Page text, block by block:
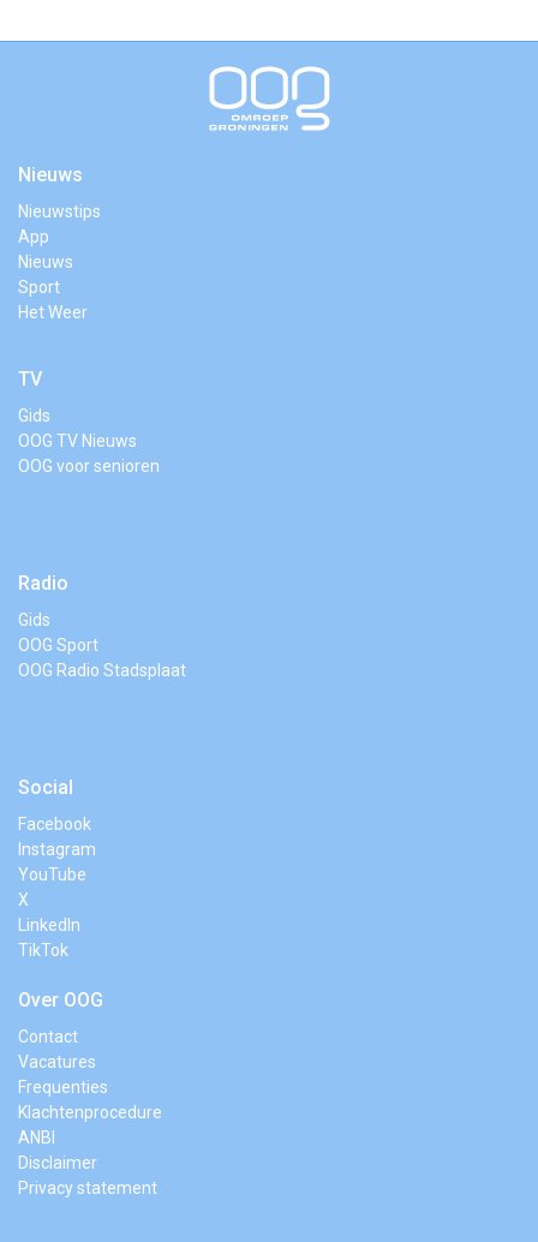
Nieuws
Nieuwstips
App
Nieuws
Sport
Het Weer
TV
Gids
OOG TV Nieuws
OOG voor senioren
Radio
Gids
OOG Sport
OOG Radio Stadsplaat
Social
Facebook
Instagram
YouTube
X
LinkedIn
TikTok
Over OOG
Contact
Vacatures
Frequenties
Klachtenprocedure
ANBI
Disclaimer
Privacy statement